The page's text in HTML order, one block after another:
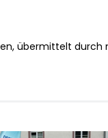
übermittelt durch